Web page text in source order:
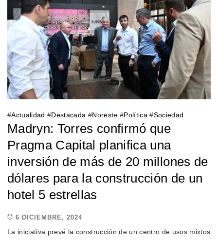
#Actualidad #Destacada #Noreste #Política #Sociedad
Madryn: Torres confirmó que
Pragma Capital planifica una
inversión de más de 20 millones de
dólares para la construcción de un
hotel 5 estrellas
6 DICIEMBRE, 2024
La iniciativa prevé la construcción de un centro de usos mixtos